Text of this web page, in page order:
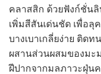
คลาสสิก ด้วยฟังก์ชั่น
เพิ่มสีสันเด่นชัด เพื่อลุ
บางเบาเกลี่ยง่าย ติด
ผสานส่วนผสมของมะ
ฝีปากจากมลภาวะฝุ่น